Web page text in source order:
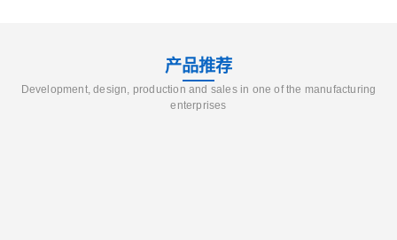
产品推荐
Development, design, production and sales in one of the manufacturing
enterprises